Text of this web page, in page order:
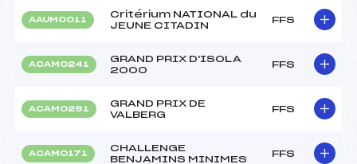
AAUM0011
Critérium NATIONAL du
JEUNE CITADIN
FFS
ACAM0241
GRAND PRIX D'ISOLA
2000
FFS
ACAM0291
GRAND PRIX DE
VALBERG
FFS
ACAM0171
CHALLENGE
BENJAMINS MINIMES
FFS